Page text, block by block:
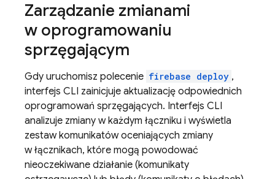
Zarządzanie zmianami
w oprogramowaniu
sprzęgającym
Gdy uruchomisz polecenie firebase deploy ,
interfejs CLI zainicjuje aktualizację odpowiednich
oprogramowań sprzęgających. Interfejs CLI
analizuje zmiany w każdym łączniku i wyświetla
zestaw komunikatów oceniających zmiany
w łącznikach, które mogą powodować
nieoczekiwane działanie (komunikaty